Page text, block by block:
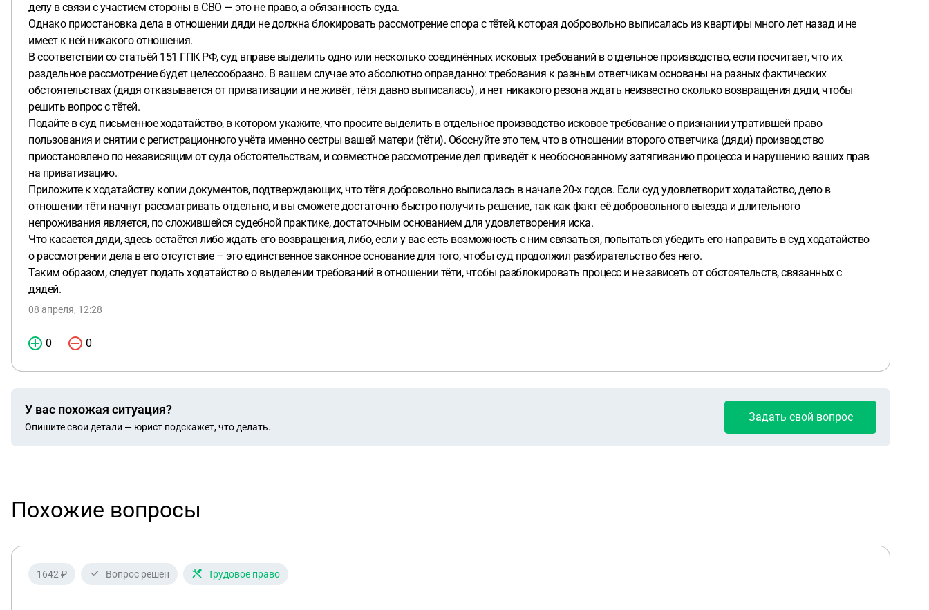
делу в связи с участием стороны в СВО — это не право, а обязанность суда.
Однако приостановка дела в отношении дяди не должна блокировать рассмотрение спора с тётей, которая добровольно выписалась из квартиры много лет назад и не
имеет к ней никакого отношения.
В соответствии со статьёй 151 ГПК РФ, суд вправе выделить одно или несколько соединённых исковых требований в отдельное производство, если посчитает, что их
раздельное рассмотрение будет целесообразно. В вашем случае это абсолютно оправданно: требования к разным ответчикам основаны на разных фактических
обстоятельствах (дядя отказывается от приватизации и не живёт, тётя давно выписалась), и нет никакого резона ждать неизвестно сколько возвращения дяди, чтобы
решить вопрос с тётей.
Подайте в суд письменное ходатайство, в котором укажите, что просите выделить в отдельное производство исковое требование о признании утратившей право
пользования и снятии с регистрационного учёта именно сестры вашей матери (тёти). Обоснуйте это тем, что в отношении второго ответчика (дяди) производство
приостановлено по независящим от суда обстоятельствам, и совместное рассмотрение дел приведёт к необоснованному затягиванию процесса и нарушению ваших прав
на приватизацию.
Приложите к ходатайству копии документов, подтверждающих, что тётя добровольно выписалась в начале 20-х годов. Если суд удовлетворит ходатайство, дело в
отношении тёти начнут рассматривать отдельно, и вы сможете достаточно быстро получить решение, так как факт её добровольного выезда и длительного
непроживания является, по сложившейся судебной практике, достаточным основанием для удовлетворения иска.
Что касается дяди, здесь остаётся либо ждать его возвращения, либо, если у вас есть возможность с ним связаться, попытаться убедить его направить в суд ходатайство
о рассмотрении дела в его отсутствие – это единственное законное основание для того, чтобы суд продолжил разбирательство без него.
Таким образом, следует подать ходатайство о выделении требований в отношении тёти, чтобы разблокировать процесс и не зависеть от обстоятельств, связанных с
дядей.
08 апреля, 12:28
0 0
У вас похожая ситуация?
Опишите свои детали — юрист подскажет, что делать.
Задать свой вопрос
Похожие вопросы
1642 ₽ Вопрос решен Трудовое право